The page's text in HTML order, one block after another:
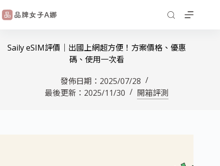
Saily eSIM評價｜出國上網超方便！方案價格、優惠
碼、使用一次看
發佈日期： 2025/07/28
最後更新： 2025/11/30 開箱評測